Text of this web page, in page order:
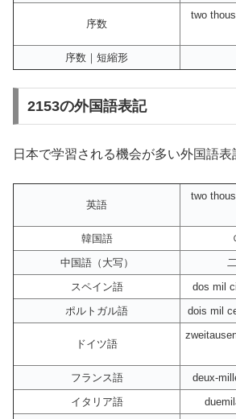
序数
two
序数｜短縮形
2153の外国語表記
日本で学習される機会が多い外国語表
英語
two
韓国語
中国語（大写）
スペイン語
dos mil
ポルトガル語
dois mil
ドイツ語
フランス語
deux-
イタリア語